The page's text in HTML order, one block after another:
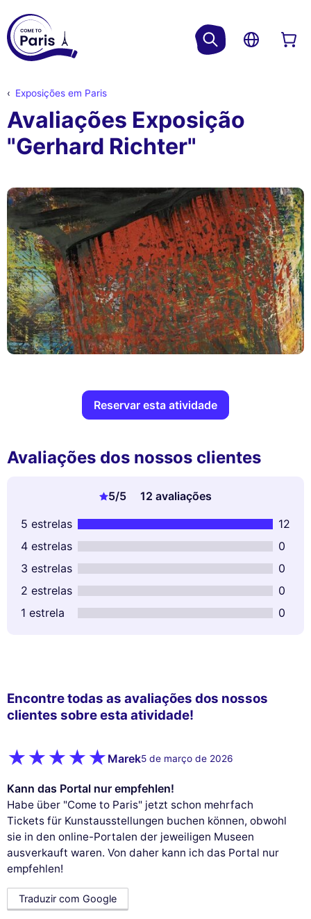
Exposições em Paris
Avaliações Exposição
"Gerhard Richter"
Reservar esta atividade
Avaliações dos nossos clientes
5/5
12 avaliações
5 estrelas
12
4 estrelas
0
3 estrelas
0
2 estrelas
0
1 estrela
0
Encontre todas as avaliações dos nossos
clientes sobre esta atividade!
Marek5 de março de 2026
Kann das Portal nur empfehlen!
Habe über "Come to Paris" jetzt schon mehrfach
Tickets für Kunstausstellungen buchen können, obwohl
sie in den online-Portalen der jeweiligen Museen
ausverkauft waren. Von daher kann ich das Portal nur
empfehlen!
Traduzir com Google